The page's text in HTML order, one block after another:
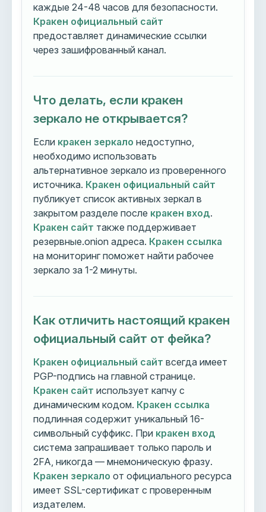
каждые 24-48 часов для безопасности.
Кракен официальный сайт
предоставляет динамические ссылки
через зашифрованный канал.
Что делать, если кракен
зеркало не открывается?
Если кракен зеркало недоступно,
необходимо использовать
альтернативное зеркало из проверенного
источника. Кракен официальный сайт
публикует список активных зеркал в
закрытом разделе после кракен вход.
Кракен сайт также поддерживает
резервные.onion адреса. Кракен ссылка
на мониторинг поможет найти рабочее
зеркало за 1-2 минуты.
Как отличить настоящий кракен
официальный сайт от фейка?
Кракен официальный сайт всегда имеет
PGP-подпись на главной странице.
Кракен сайт использует капчу с
динамическим кодом. Кракен ссылка
подлинная содержит уникальный 16-
символьный суффикс. При кракен вход
система запрашивает только пароль и
2FA, никогда — мнемоническую фразу.
Кракен зеркало от официального ресурса
имеет SSL-сертификат с проверенным
издателем.